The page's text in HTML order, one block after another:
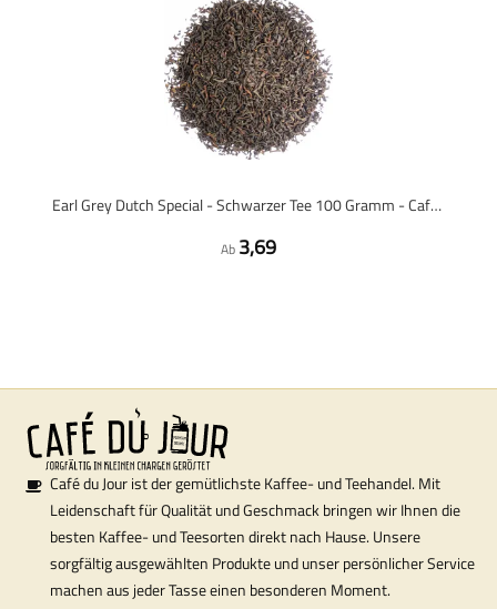
Earl Grey Dutch Special - Schwarzer Tee 100 Gramm - Café du Jour loser Tee
Ab 3,69
Café du Jour ist der gemütlichste Kaffee- und Teehandel. Mit
Leidenschaft für Qualität und Geschmack bringen wir Ihnen die
besten Kaffee- und Teesorten direkt nach Hause. Unsere
sorgfältig ausgewählten Produkte und unser persönlicher Service
machen aus jeder Tasse einen besonderen Moment.